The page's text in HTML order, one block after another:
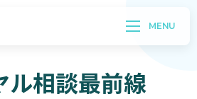
ル相談最前線